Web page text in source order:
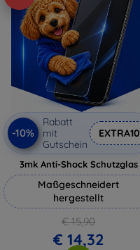
-10%
Rabatt
mit
Gutschein
EXTRA10
3mk Anti-Shock Schutzglas
Maßgeschneidert
hergestellt
€ 15,90
€ 14,32